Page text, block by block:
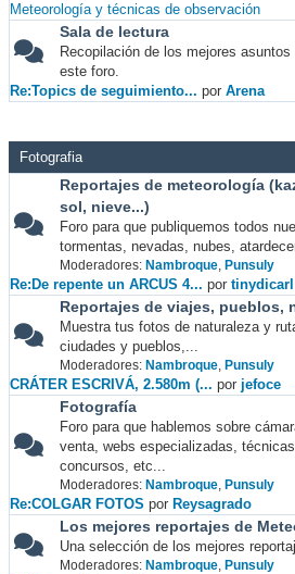
Meteorología y técnicas de observación
Sala de lectura
Recopilación de los mejores
este foro.
Re:Topics de seguimiento... por Arena
Fotografia
Reportajes de meteorología
sol, nieve...)
Foro para que publiquemos todos
tormentas, nevadas, nubes,
Moderadores: Nambroque, Punsuly
Re:De repente un ARCUS 4... por tinydicarl
Reportajes de viajes, pueblos,
Muestra tus fotos de naturaleza y
ciudades y pueblos,...
Moderadores: Nambroque, Punsuly
CRÁTER ESCRIVÁ, 2.580m (... por jefoce
Fotografía
Foro para que hablemos sobre
venta, webs especializadas,
concursos, etc...
Moderadores: Nambroque, Punsuly
Re:COLGAR FOTOS por Reysagrado
Los mejores reportajes de
Una selección de los mejores
Moderadores: Nambroque, Punsuly